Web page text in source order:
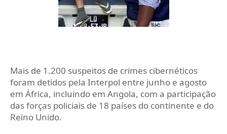
Mais de 1.200 suspeitos de crimes cibernéticos
foram detidos pela Interpol entre junho e agosto
em África, incluindo em Angola, com a participação
das forças policiais de 18 países do continente e do
Reino Unido.